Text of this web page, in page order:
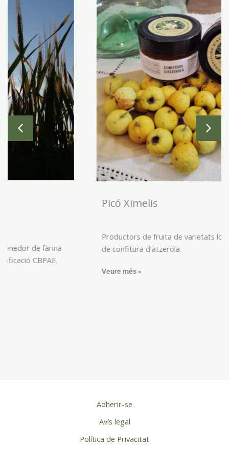
Productors de fruita de varietats locals i elaboradors
de confitura d'atzerola.
Adherir-se
Avís legal
Política de Privacitat